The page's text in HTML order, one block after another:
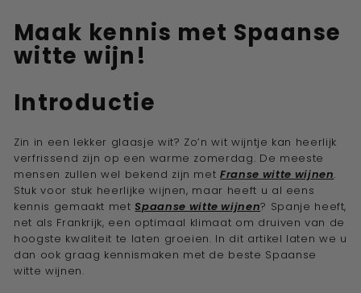
o
n
l
i
n
e
w
i
j
n
a
d
v
Maak kennis met Spaanse
witte wijn!
Introductie
Zin in een lekker glaasje wit? Zo’n wit wijntje kan heerlijk
verfrissend zijn op een warme zomerdag. De meeste
mensen zullen wel bekend zijn metFranse witte wijnen.
Stuk voor stuk heerlijke wijnen, maar heeft u al eens
kennis gemaakt metSpaanse witte wijnen? Spanje heeft,
net als Frankrijk, een optimaal klimaat om druiven van de
hoogste kwaliteit te laten groeien. In dit artikel laten we u
dan ook graag kennismaken met de beste Spaanse
witte wijnen.